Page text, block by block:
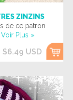
ZINZINS
de ce patron
Voir Plus »
$6.49 USD